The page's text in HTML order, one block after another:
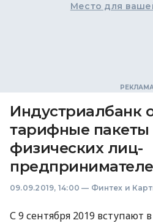
Место для
Индустриалбанк
тарифные пакеты
физических лиц-
09.09.2019, 14:00 — Финтех и
С 9 сентября 2019 вступают